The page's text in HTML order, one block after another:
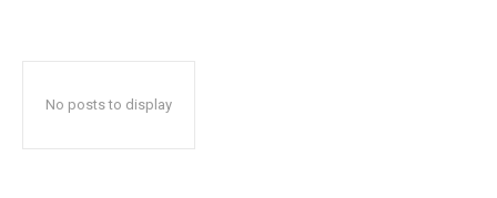
No posts to display